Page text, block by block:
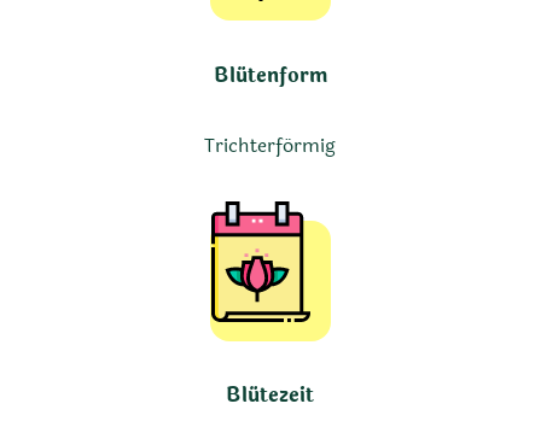
Blütenform
Trichterförmig
Blütezeit